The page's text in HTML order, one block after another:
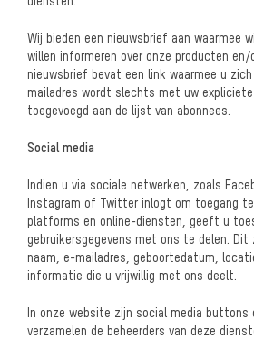
Wij bieden een nieuwsbrief aan waarmee
willen informeren over onze producten
nieuwsbrief bevat een link waarmee u
mailadres wordt slechts met uw
toegevoegd aan de lijst van abonnees.
Social media
Indien u via sociale netwerken, zoals
Instagram of Twitter inlogt om toegang
platforms en online-diensten, geeft u
gebruikersgegevens met ons te delen. Dit
naam, e-mailadres, geboortedatum,
informatie die u vrijwillig met ons deelt.
In onze website zijn social media buttons
verzamelen de beheerders van deze